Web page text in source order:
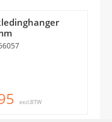
excl.BTW